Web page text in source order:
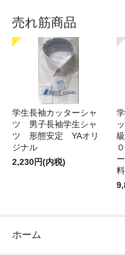
売れ筋商品
学生長袖カッターシャ
ツ 男子長袖学生シャ
ツ 形態安定 YAオリ
ジナル
2,230円(内税)
料
ホーム